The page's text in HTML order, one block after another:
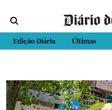
Edição Diária Últimas